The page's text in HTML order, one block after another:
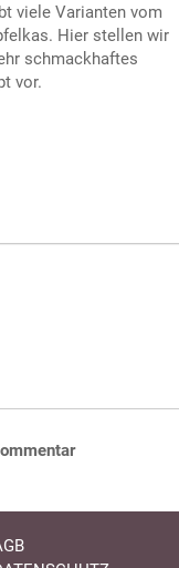
viele Varianten vom
Hier stellen wir
schmackhaftes
vor.